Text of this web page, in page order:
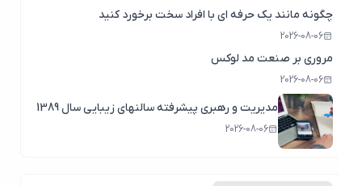
چگونه مانند یک حرفه ای با افراد سخت برخورد کنید
2026-08-06
مروری بر صنعت مد لوکس
2026-08-06
مدیریت و رهبری پیشرفته سالنهای زیبایی سال 1389
2026-08-06